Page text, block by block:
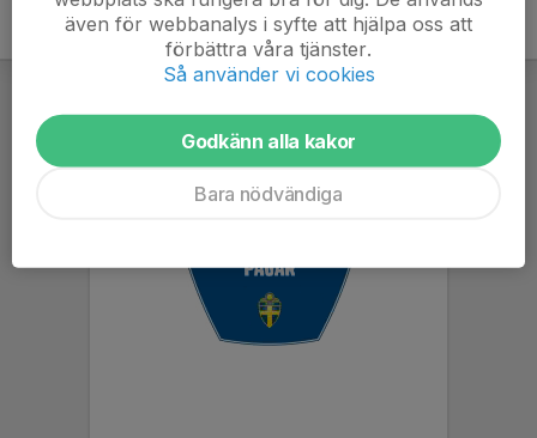
även för webbanalys i syfte att hjälpa oss att
förbättra våra tjänster.
Så använder vi cookies
Godkänn alla kakor
Bara nödvändiga